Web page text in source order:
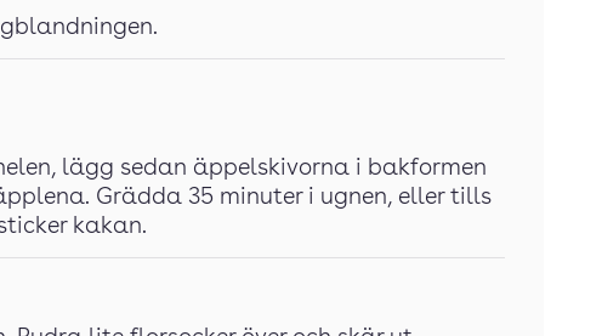
lägg sedan äppelskivorna i bakformen
Grädda 35 minuter i ugnen, eller tills
kakan.